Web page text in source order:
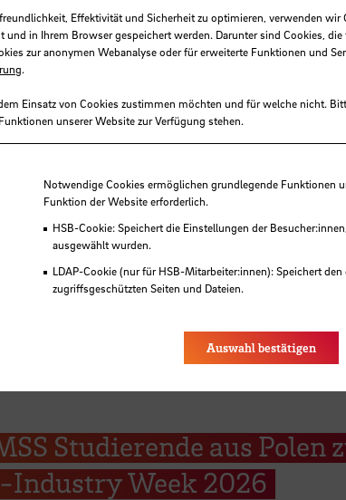
für
„Cross-Disciplinary
Studierende aus Polen
Industry Week 2026
Effektivität und Sicherheit zu optimieren, verwenden wir
und in Ihrem Browser gespeichert werden. Darunter sind Cookies,
zur anonymen Webanalyse oder für erweiterte Funktionen und
.
Einsatz von Cookies zustimmen möchten und für welche nicht.
unserer Website zur Verfügung stehen.
Cookies
Notwendige Cookies ermöglichen grundlegende Funktionen
Funktion der Website erforderlich.
HSB-Cookie: Speichert die Einstellungen der
ausgewählt wurden.
LDAP-Cookie (nur für HSB-Mitarbeiter:innen): Speichert
zugriffsgeschützten Seiten und Dateien.
Auswahl bestätigen